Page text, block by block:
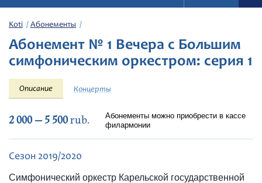
Filharmonia
Konserttikalenteri
Festivaalit
Koti Абонементы
Абонемент № 1 Вечера с Большим
симфоническим оркестром: серия 1
Описание Концерты
2 000 — 5 500rub.
Абонементы можно приобрести в кассе
филармонии
Сезон 2019/2020
Симфонический оркестр Карельской государственной